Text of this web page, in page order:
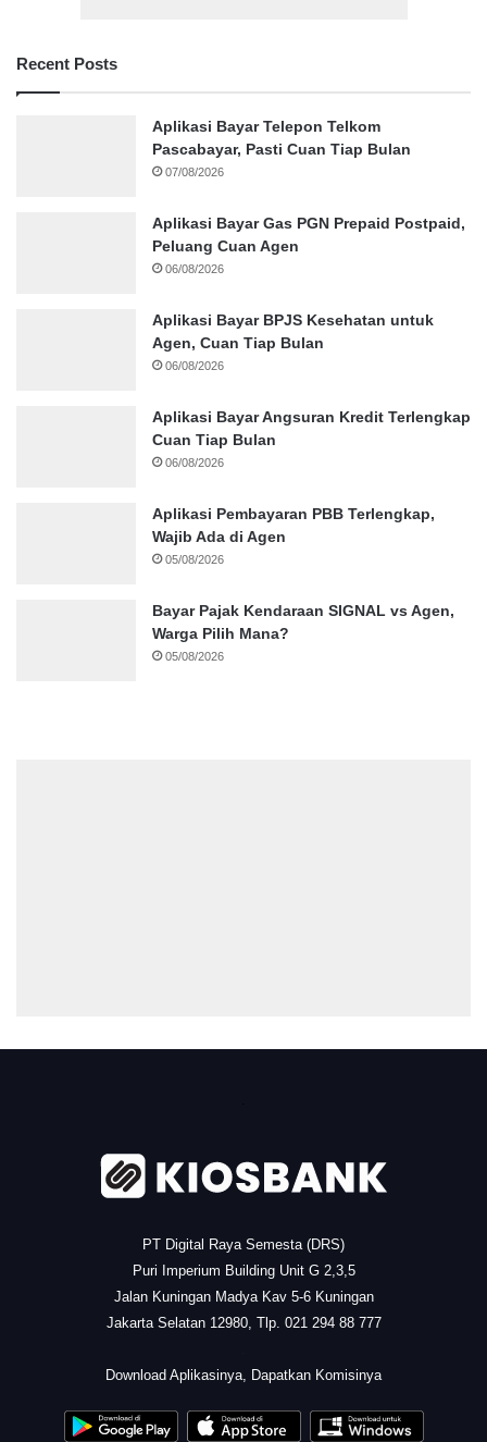
Recent Posts
Aplikasi Bayar Telepon Telkom
Pascabayar, Pasti Cuan Tiap Bulan
07/08/2026
Aplikasi Bayar Gas PGN Prepaid Postpaid,
Peluang Cuan Agen
06/08/2026
Aplikasi Bayar BPJS Kesehatan untuk
Agen, Cuan Tiap Bulan
06/08/2026
Aplikasi Bayar Angsuran Kredit Terlengkap
Cuan Tiap Bulan
06/08/2026
Aplikasi Pembayaran PBB Terlengkap,
Wajib Ada di Agen
05/08/2026
Bayar Pajak Kendaraan SIGNAL vs Agen,
Warga Pilih Mana?
05/08/2026
PT Digital Raya Semesta (DRS)
Puri Imperium Building Unit G 2,3,5
Jalan Kuningan Madya Kav 5-6 Kuningan
Jakarta Selatan 12980, Tlp. 021 294 88 777
Download Aplikasinya, Dapatkan Komisinya